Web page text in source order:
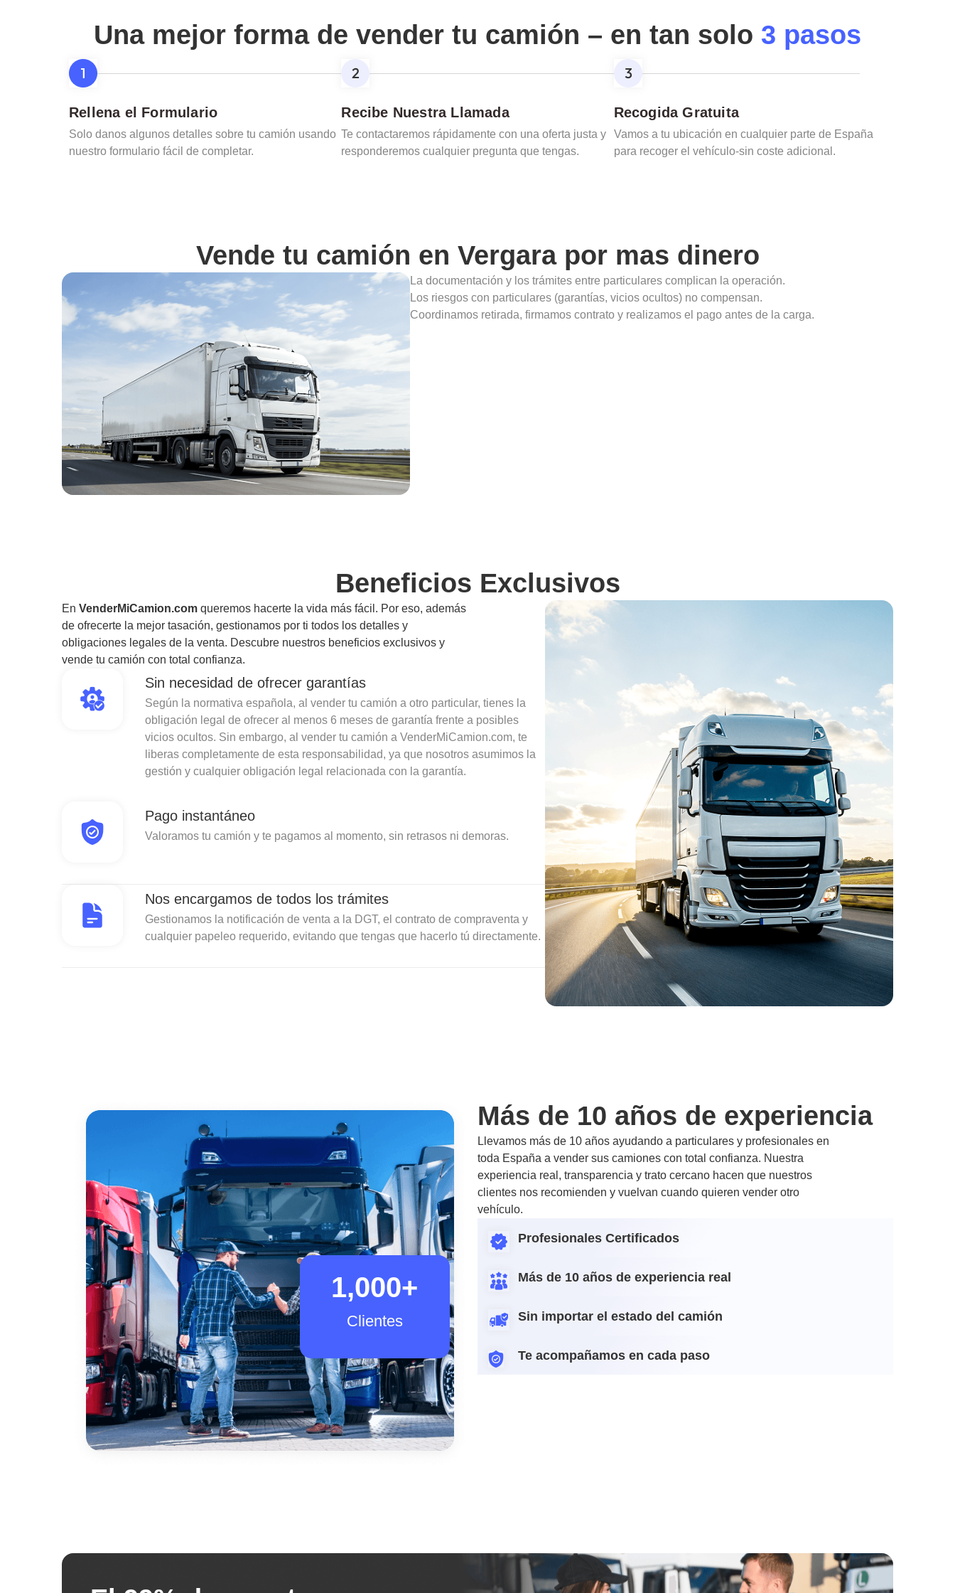
Una mejor forma de vender tu camión – en tan solo 3 pasos
Rellena el Formulario
Solo danos algunos detalles sobre tu camión usando
nuestro formulario fácil de completar.
Recibe Nuestra Llamada
Te contactaremos rápidamente con una oferta justa y
responderemos cualquier pregunta que tengas.
Recogida Gratuita
Vamos a tu ubicación en cualquier parte de España
para recoger el vehículo-sin coste adicional.
Vende tu camión en Vergarapor mas dinero
La documentación y los trámites entre particulares complican la operación.
Los riesgos con particulares (garantías, vicios ocultos) no compensan.
Coordinamos retirada, firmamos contrato y realizamos el pago antes de la carga.
Beneficios Exclusivos
En VenderMiCamion.com queremos hacerte la vida más fácil. Por eso, además
de ofrecerte la mejor tasación, gestionamos por ti todos los detalles y
obligaciones legales de la venta. Descubre nuestros beneficios exclusivos y
vende tu camión con total confianza.
Sin necesidad de ofrecer garantías
Según la normativa española, al vender tu camión a otro particular, tienes la
obligación legal de ofrecer al menos 6 meses de garantía frente a posibles
vicios ocultos. Sin embargo, al vender tu camión a VenderMiCamion.com, te
liberas completamente de esta responsabilidad, ya que nosotros asumimos la
gestión y cualquier obligación legal relacionada con la garantía.
Pago instantáneo
Valoramos tu camión y te pagamos al momento, sin retrasos ni demoras.
Nos encargamos de todos los trámites
Gestionamos la notificación de venta a la DGT, el contrato de compraventa y
cualquier papeleo requerido, evitando que tengas que hacerlo tú directamente.
Clientes
1,000+
Más de 10 años de experiencia
Llevamos más de 10 años ayudando a particulares y profesionales en
toda España a vender sus camiones con total confianza. Nuestra
experiencia real, transparencia y trato cercano hacen que nuestros
clientes nos recomienden y vuelvan cuando quieren vender otro
vehículo.
Profesionales Certificados
Más de 10 años de experiencia real
Sin importar el estado del camión
Te acompañamos en cada paso